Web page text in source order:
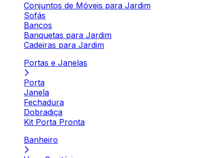
Conjuntos de Móveis para Jardim
Sofás
Bancos
Banquetas para Jardim
Cadeiras para Jardim
Portas e Janelas
Porta
Janela
Fechadura
Dobradiça
Kit Porta Pronta
Banheiro